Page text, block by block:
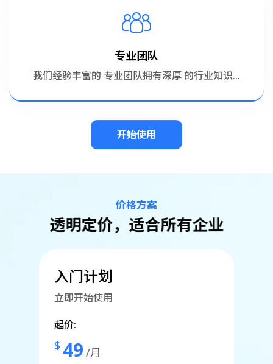
专业团队
我们经验丰富的 专业团队拥有深厚 的行业知识...
开始使用
价格方案
透明定价，适合所有企业
入门计划
立即开始使用
起价:
$ 49 /月